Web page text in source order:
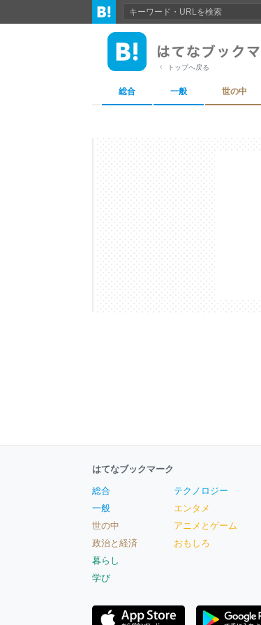
トップへ戻る
総合 一般 世の中
はてなブックマーク
総合
一般
世の中
政治と経済
暮らし
学び
テクノロジー
エンタメ
アニメとゲーム
おもしろ